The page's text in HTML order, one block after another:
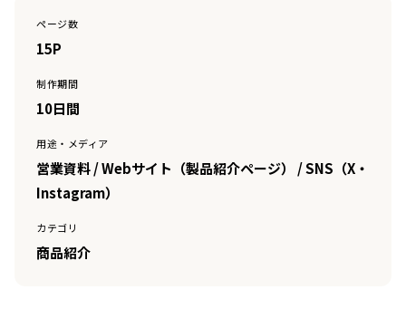
ページ数
15P
制作期間
10日間
用途・メディア
営業資料 / Webサイト（製品紹介ページ） / SNS（X・
Instagram）
カテゴリ
商品紹介